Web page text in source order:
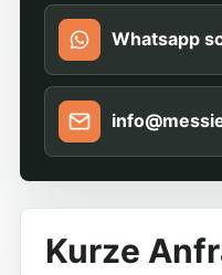
Whatsapp
Kurze